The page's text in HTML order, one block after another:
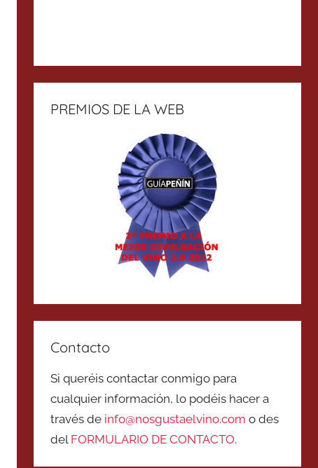
PREMIOS DE LA WEB
Contacto
Si queréis contactar conmigo para
cualquier información, lo podéis hacer a
través de info@nosgustaelvino.com o des
del FORMULARIO DE CONTACTO.